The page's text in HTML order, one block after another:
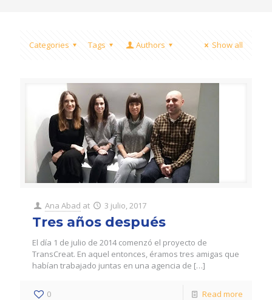
Categories Tags Authors Show all
Ana Abad at 3 julio, 2017
Tres años después
El día 1 de julio de 2014 comenzó el proyecto de
TransCreat. En aquel entonces, éramos tres amigas que
habían trabajado juntas en una agencia de […]
0 Read more